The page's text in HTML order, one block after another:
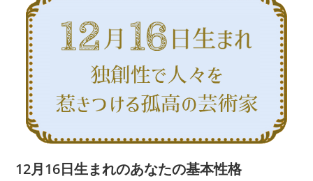
12月16日生まれのあなたの基本性格